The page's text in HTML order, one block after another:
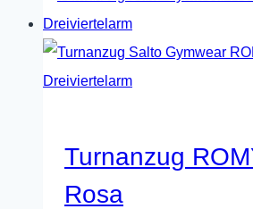
Turnanzug
Rosa